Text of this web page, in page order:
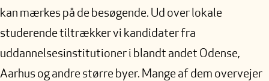
kan mærkes på de besøgende. Ud over lokale
studerende tiltrækker vi kandidater fra
uddannelsesinstitutioner i blandt andet Odense,
Aarhus og andre større byer. Mange af dem overvejer